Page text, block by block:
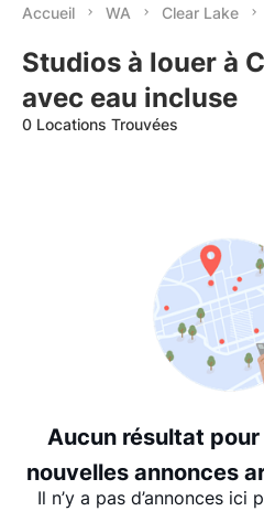
Accueil WA Clear Lake
Studios à louer à
avec eau incluse
0 Locations Trouvées
Date: les plus anciens d’abord
Aucun résultat pour
nouvelles annonces
Il n’y a pas d’annonces